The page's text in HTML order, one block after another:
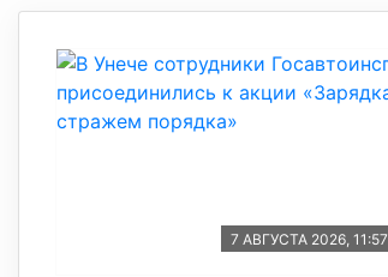
7 АВГУСТА 2026, 11:57